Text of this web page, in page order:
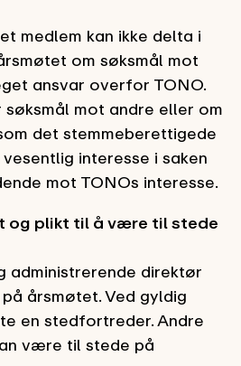
medlem kan ikke delta i
om søksmål mot
ansvar overfor TONO.
søksmål mot andre eller om
det stemmeberettigede
interesse i saken
mot TONOs interesse.
og plikt til å være til stede
administrerende direktør
årsmøtet. Ved gyldig
en stedfortreder. Andre
være til stede på